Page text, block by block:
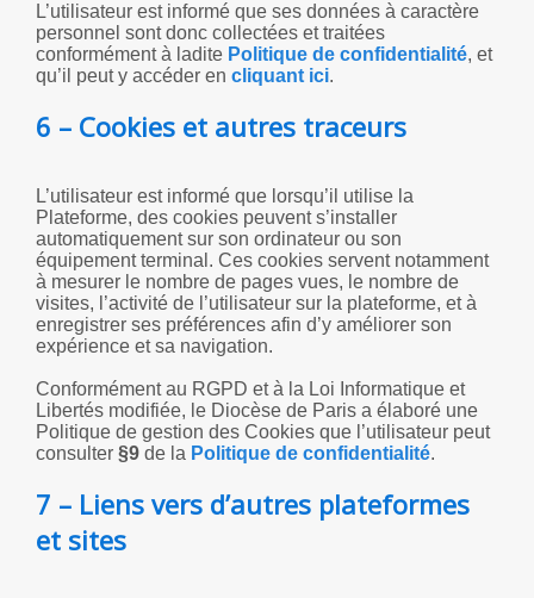
L’utilisateur est informé que ses données à caractère
personnel sont donc collectées et traitées
conformément à ladite Politique de confidentialité, et
qu’il peut y accéder en cliquant ici.
6 – Cookies et autres traceurs
L’utilisateur est informé que lorsqu’il utilise la
Plateforme, des cookies peuvent s’installer
automatiquement sur son ordinateur ou son
équipement terminal. Ces cookies servent notamment
à mesurer le nombre de pages vues, le nombre de
visites, l’activité de l’utilisateur sur la plateforme, et à
enregistrer ses préférences afin d’y améliorer son
expérience et sa navigation.
Conformément au RGPD et à la Loi Informatique et
Libertés modifiée, le Diocèse de Paris a élaboré une
Politique de gestion des Cookies que l’utilisateur peut
consulter §9 de la Politique de confidentialité.
7 – Liens vers d’autres plateformes
et sites